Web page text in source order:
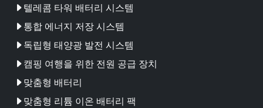
텔레콤 타워 배터리 시스템
통합 에너지 저장 시스템
독립형 태양광 발전 시스템
캠핑 여행을 위한 전원 공급 장치
맞춤형 배터리
맞춤형 리튬 이온 배터리 팩